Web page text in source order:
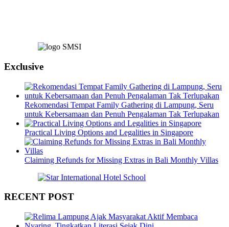
Exclusive
Rekomendasi Tempat Family Gathering di Lampung, Seru
untuk Kebersamaan dan Penuh Pengalaman Tak Terlupakan
Practical Living Options and Legalities in Singapore
Claiming Refunds for Missing Extras in Bali Monthly Villas
RECENT POST